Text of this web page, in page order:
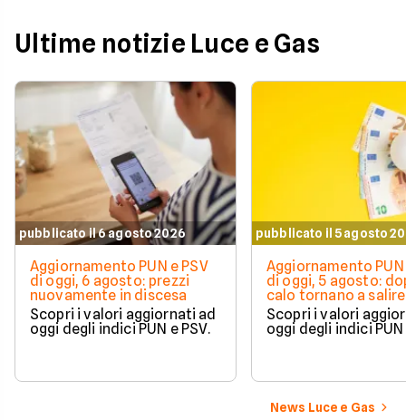
Ultime notizie Luce e Gas
pubblicato il 6 agosto 2026
Aggiornamento PUN e PSV
di oggi, 6 agosto: prezzi
nuovamente in discesa
Scopri i valori aggiornati ad
oggi degli indici PUN e PSV.
pubblicato il 5 agosto
Aggiornamento PUN
di oggi, 5 agosto:
calo tornano a
Scopri i valori
oggi degli indici PUN
News Luce e Gas